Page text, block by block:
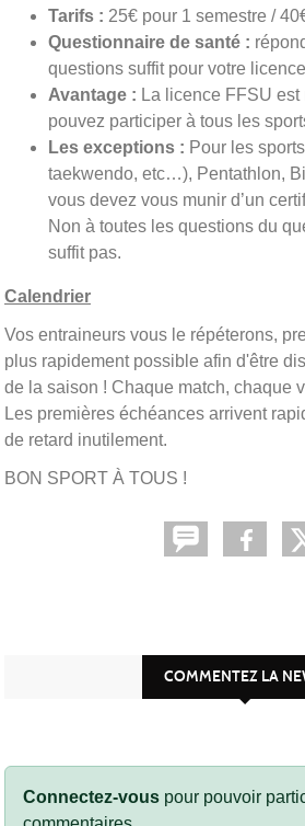
Tarifs : 25€ pour 1 semestre /
Questionnaire de santé :
questions suffit pour votre
Avantage : La licence FFSU
pouvez participer à tous les
Les exceptions : Pour les
taekwendo, etc…), Pentathlon,
vous devez vous munir d’un
Non à toutes les questions du
suffit pas.
Calendrier
Vos entraineurs vous le répéterons,
plus rapidement possible afin d'être
de la saison ! Chaque match, chaque
Les premières échéances arrivent
de retard inutilement.
BON SPORT À TOUS !
COMMENTEZ LA
Connectez-vous pour pouvoir